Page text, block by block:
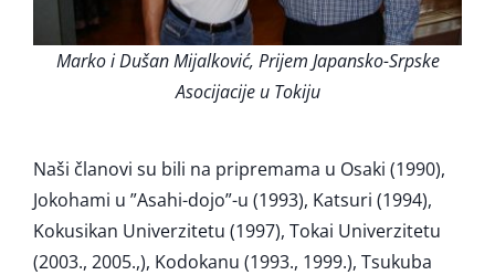
Marko i Dušan Mijalković, Prijem Japansko-Srpske
Asocijacije u Tokiju
Naši članovi su bili na pripremama u Osaki (1990),
Jokohami u ”Asahi-dojo”-u (1993), Katsuri (1994),
Kokusikan Univerzitetu (1997), Tokai Univerzitetu
(2003., 2005.,), Kodokanu (1993., 1999.), Tsukuba